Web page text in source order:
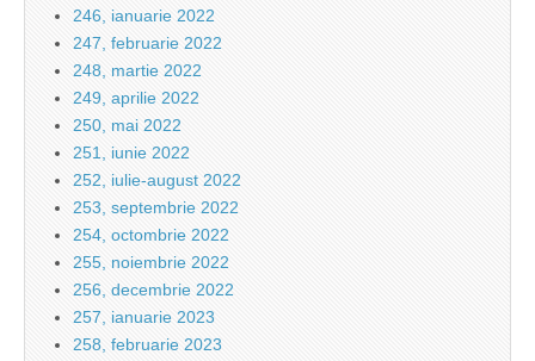
246, ianuarie 2022
247, februarie 2022
248, martie 2022
249, aprilie 2022
250, mai 2022
251, iunie 2022
252, iulie-august 2022
253, septembrie 2022
254, octombrie 2022
255, noiembrie 2022
256, decembrie 2022
257, ianuarie 2023
258, februarie 2023